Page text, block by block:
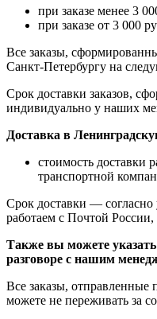
при заказе менее 3
при заказе от 3 000
Все заказы,
Санкт-Петербургу на
Срок доставки заказов,
индивидуально у наших
Доставка в
стоимость доставки
транспортной
Срок доставки —
работаем с Почтой
Также вы можете
разговоре с нашим
Все заказы, отправленные
можете не переживать за